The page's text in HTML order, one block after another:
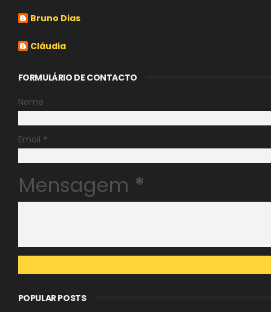
Bruno Dias
Cláudia
FORMULÁRIO DE CONTACTO
Nome
Email *
Mensagem *
POPULAR POSTS